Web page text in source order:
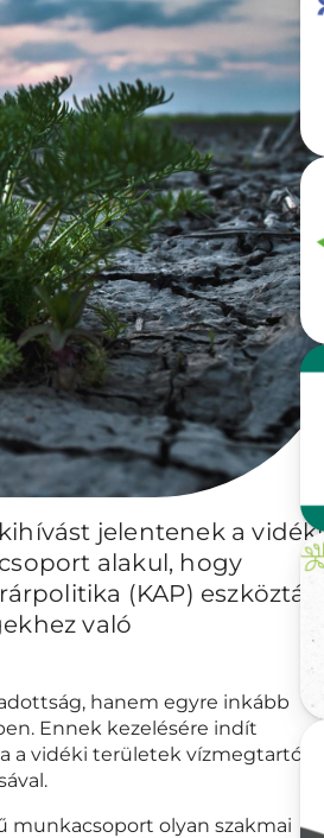
jelentenek a vidéki
alakul, hogy
(KAP)
való
hanem egyre inkább
Ennek kezelésére indít
a vidéki területek vízmegtartó
munkacsoport olyan szakmai